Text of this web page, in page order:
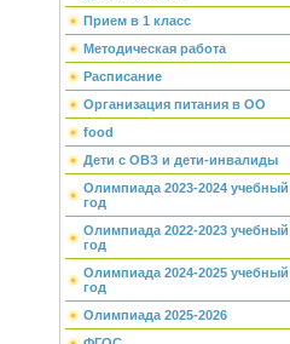
Прием в 1 класс
Методическая работа
Расписание
Организация питания в ОО
food
Дети с ОВЗ и дети-инвалиды
Олимпиада 2023-2024 учебный
год
Олимпиада 2022-2023 учебный
год
Олимпиада 2024-2025 учебный
год
Олимпиада 2025-2026